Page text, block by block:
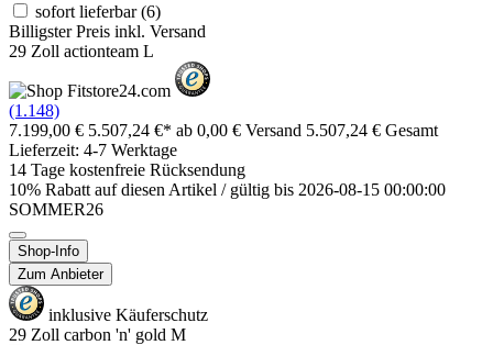
sofort lieferbar(6)
Billigster Preis inkl. Versand
29 Zoll actionteam L
(1.148)
7.199,00 € 5.507,24 €* ab 0,00 € Versand 5.507,24 € Gesamt
Lieferzeit: 4-7 Werktage
14 Tage kostenfreie Rücksendung
10% Rabatt auf diesen Artikel / gültig bis 2026-08-15 00:00:00
SOMMER26
Shop-Info
Zum Anbieter
inklusive Käuferschutz
29 Zoll carbon 'n' gold M